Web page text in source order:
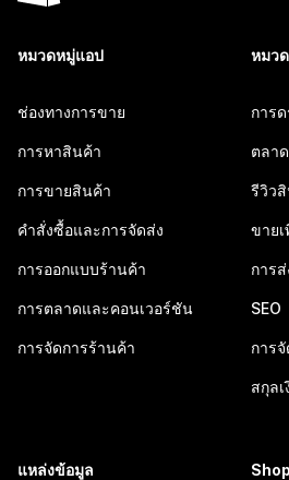
หมวดหมู่แอป
ช่องทางการขาย
การหาสินค้า
การขายสินค้า
คำสั่งซื้อและการจัดส่ง
การออกแบบร้านค้า
การตลาดและคอนเวอร์ชัน
การจัดการร้านค้า
หมว
การ
ตลาด
รีวิว
ขาย
การ
SEO
การ
สกุล
แหล่งข้อมูล